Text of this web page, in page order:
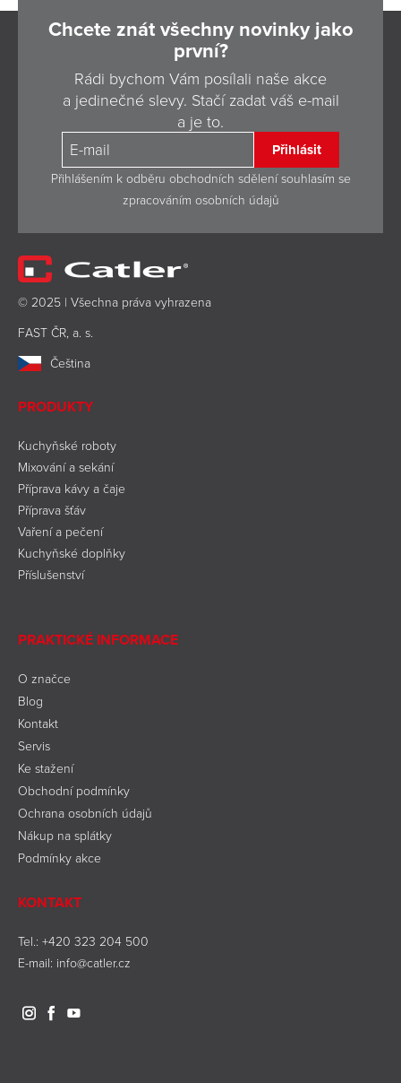
Chcete znát všechny novinky jako
první?
Rádi bychom Vám posílali naše akce
a jedinečné slevy. Stačí zadat váš e-mail
a je to.
Přihlásit
Přihlášením k odběru obchodních sdělení souhlasím se
zpracováním osobních údajů
© 2025 | Všechna práva vyhrazena
FAST ČR, a. s.
Čeština
PRODUKTY
Kuchyňské roboty
Mixování a sekání
Příprava kávy a čaje
Příprava šťáv
Vaření a pečení
Kuchyňské doplňky
Příslušenství
PRAKTICKÉ INFORMACE
O značce
Blog
Kontakt
Servis
Ke stažení
Obchodní podmínky
Ochrana osobních údajů
Nákup na splátky
Podmínky akce
KONTAKT
Tel.: +420 323 204 500
E-mail: info@catler.cz